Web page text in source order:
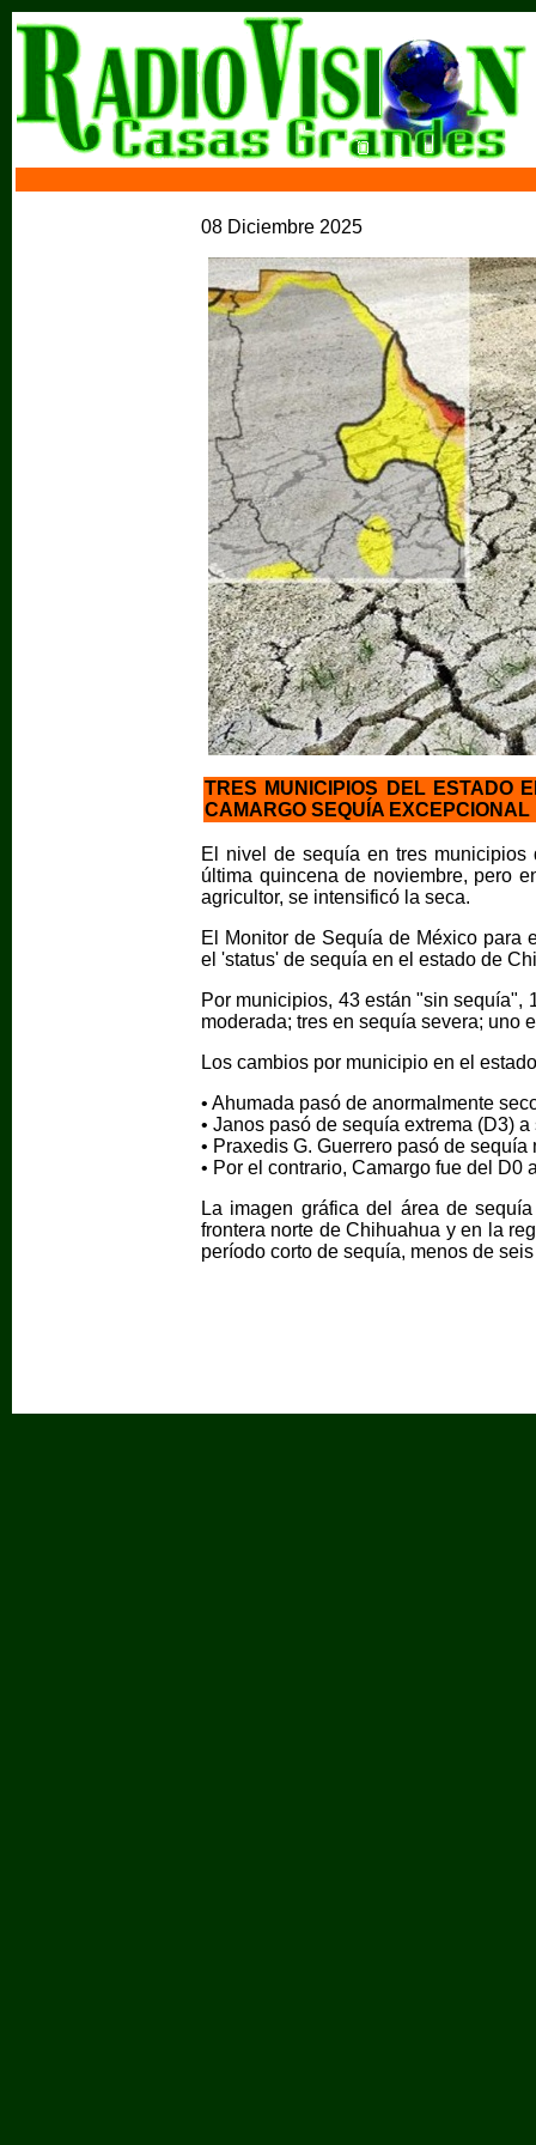
08 Diciembre 2025
TRES MUNICIPIOS DEL ESTADO
CAMARGO SEQUÍA EXCEPCIONAL
El nivel de sequía en tres
última quincena de noviembre, pero
agricultor, se intensificó la seca.
El Monitor de Sequía de México para
el 'status' de sequía en el estado de
Por municipios, 43 están "sin sequía",
moderada; tres en sequía severa; uno
Los cambios por municipio en el
• Ahumada pasó de anormalmente
• Janos pasó de sequía extrema (D3)
• Praxedis G. Guerrero pasó de
• Por el contrario, Camargo fue del D0
La imagen gráfica del área de
frontera norte de Chihuahua y en la
período corto de sequía, menos de